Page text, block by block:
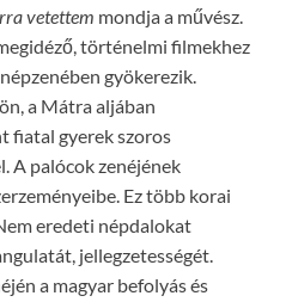
vetettem mondja a művész.
történelmi filmekhez
gyökerezik.
a Mátra aljában
fiatal gyerek szoros
A palócok zenéjének
Ez több korai
eredeti népdalokat
jellegzetességét.
a magyar befolyás és